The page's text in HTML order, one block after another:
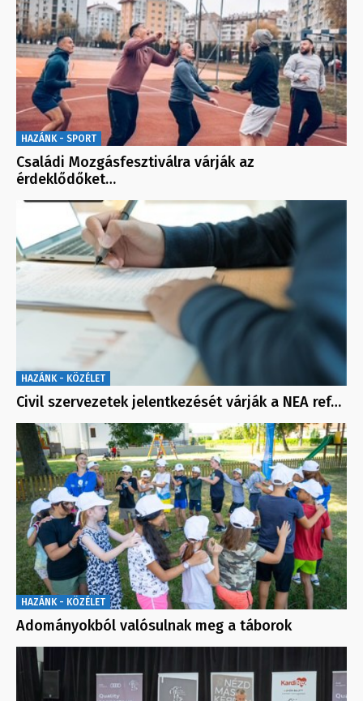
HAZÁNK - SPORT
Családi Mozgásfesztiválra várják az
érdeklődőket…
HAZÁNK - KÖZÉLET
Civil szervezetek jelentkezését várják a NEA ref…
HAZÁNK - KÖZÉLET
Adományokból valósulnak meg a táborok